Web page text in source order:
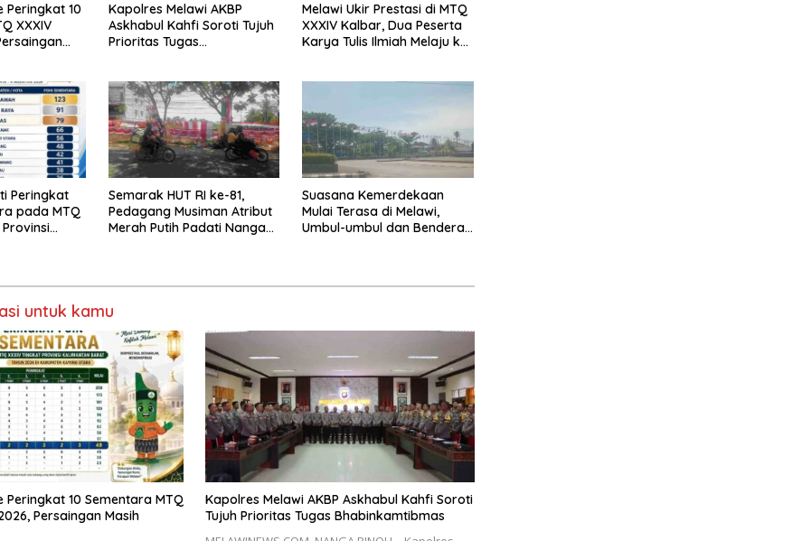
Peringkat 10
XXXIV
Kapolres Melawi AKBP
Askhabul Kahfi Soroti Tujuh
Prioritas Tugas
Melawi Ukir Prestasi di MTQ
XXXIV Kalbar, Dua Peserta
Karya Tulis Ilmiah Melaju ke
Peringkat
pada MTQ
Semarak HUT RI ke-81,
Pedagang Musiman Atribut
Merah Putih Padati Nanga
Suasana Kemerdekaan
Mulai Terasa di Melawi,
Umbul-umbul dan Bendera
untuk kamu
Peringkat 10 Sementara MTQ
Persaingan Masih
Kapolres Melawi AKBP Askhabul Kahfi Soroti
Tujuh Prioritas Tugas Bhabinkamtibmas